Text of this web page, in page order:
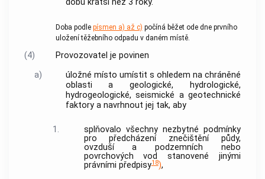
Doba podle písmen a) až c) počíná běžet ode dne prvního
uloženítěžebního odpadu v daném místě.
(4) Provozovatel je povinen
a)
úložné místo umístit s ohledem na chráněné
oblasti a geologické, hydrologické,
hydrogeologické, seismické a geotechnické
faktory a navrhnout jej tak, aby
1.
splňovalo všechny nezbytné podmínky
pro předcházení znečištění půdy,
ovzduší a podzemních nebo
povrchových vod stanovené jinými
právními předpisy18),